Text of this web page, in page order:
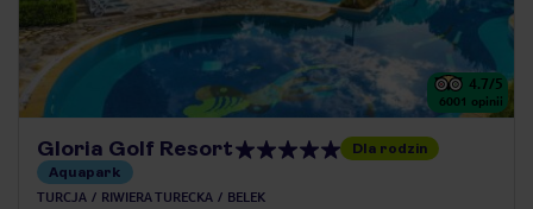
4.7/5
6001 opinii
Gloria Golf Resort
Dla rodzin
Aquapark
TURCJA RIWIERA TURECKA BELEK